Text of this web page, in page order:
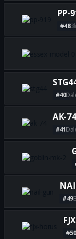
PP-
#48
#40
AK-74
#41
#49
#50